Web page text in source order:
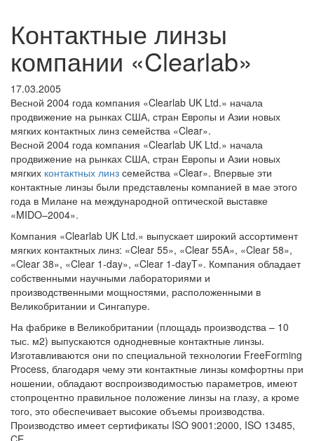
Контактные линзы
компании «Clearlab»
17.03.2005
Весной 2004 года компания «Clearlab UK Ltd.» начала
продвижение на рынках США, стран Европы и Азии новых
мягких контактных линз семейства «Clear».
Весной 2004 года компания «Clearlab UK Ltd.» начала
продвижение на рынках США, стран Европы и Азии новых
мягких контактных линз семейства «Clear». Впервые эти
контактные линзы были представлены компанией в мае этого
года в Милане на международной оптической выставке
«MIDO–2004».
Компания «Clearlab UK Ltd.» выпускает широкий ассортимент
мягких контактных линз: «Clear 55», «Clear 55A», «Clear 58»,
«Clear 38», «Clear 1-day», «Clear 1-dayT». Компания обладает
собственными научными лабораториями и
производственными мощностями, расположенными в
Великобритании и Сингапуре.
На фабрике в Великобритании (площадь производства – 10
тыс. м2) выпускаются однодневные контактные линзы.
Изготавливаются они по специальной технологии FreeForming
Process, благодаря чему эти контактные линзы комфортны при
ношении, обладают воспроизводимостью параметров, имеют
стопроцентно правильное положение линзы на глазу, а кроме
того, это обеспечивает высокие объемы производства.
Производство имеет сертификаты ISO 9001:2000, ISO 13485,